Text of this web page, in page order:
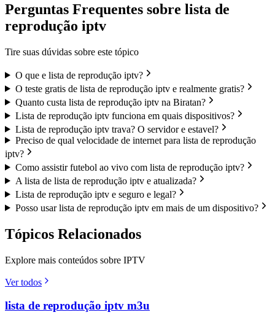
Perguntas Frequentes sobre lista de
reprodução iptv
Tire suas dúvidas sobre este tópico
O que e lista de reprodução iptv?
O teste gratis de lista de reprodução iptv e realmente gratis?
Quanto custa lista de reprodução iptv na Biratan?
Lista de reprodução iptv funciona em quais dispositivos?
Lista de reprodução iptv trava? O servidor e estavel?
Preciso de qual velocidade de internet para lista de reprodução
iptv?
Como assistir futebol ao vivo com lista de reprodução iptv?
A lista de lista de reprodução iptv e atualizada?
Lista de reprodução iptv e seguro e legal?
Posso usar lista de reprodução iptv em mais de um dispositivo?
Tópicos Relacionados
Explore mais conteúdos sobre IPTV
Ver todos
lista de reprodução iptv m3u